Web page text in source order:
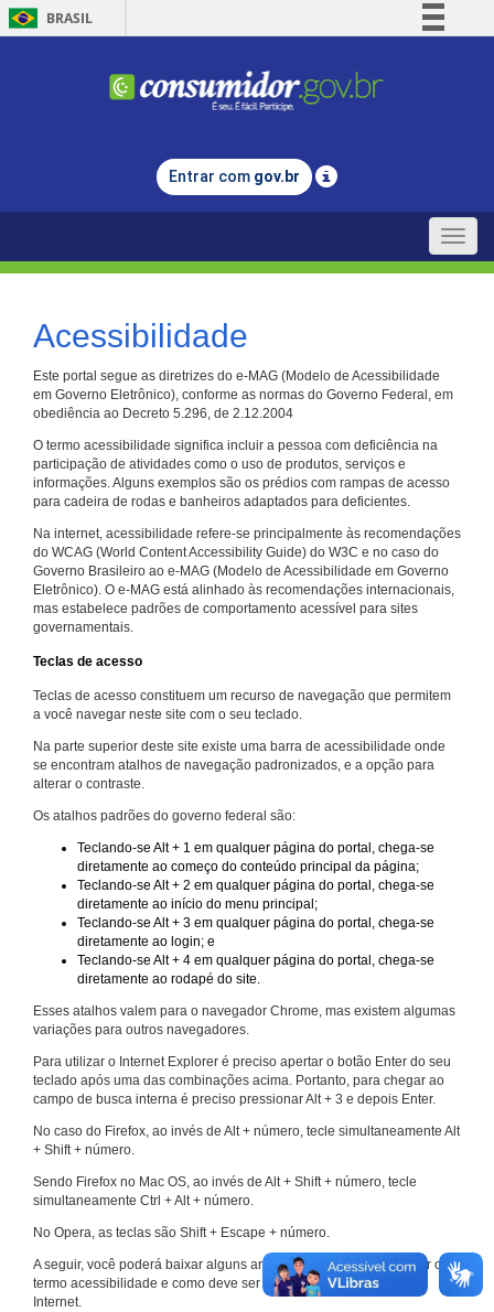
BRASIL
Comunica BR
Legislação
Entrar com gov.br
Toggle
Acessibilidade
Este portal segue as diretrizes do e-MAG (Modelo de Acessibilidade
em Governo Eletrônico), conforme as normas do Governo Federal, em
obediência ao Decreto 5.296, de 2.12.2004
O termo acessibilidade significa incluir a pessoa com deficiência na
participação de atividades como o uso de produtos, serviços e
informações. Alguns exemplos são os prédios com rampas de acesso
para cadeira de rodas e banheiros adaptados para deficientes.
Na internet, acessibilidade refere-se principalmente às recomendações
do WCAG (World Content Accessibility Guide) do W3C e no caso do
Governo Brasileiro ao e-MAG (Modelo de Acessibilidade em Governo
Eletrônico). O e-MAG está alinhado às recomendações internacionais,
mas estabelece padrões de comportamento acessível para sites
governamentais.
Teclas de acesso
Teclas de acesso constituem um recurso de navegação que permitem
a você navegar neste site com o seu teclado.
Na parte superior deste site existe uma barra de acessibilidade onde
se encontram atalhos de navegação padronizados, e a opção para
alterar o contraste.
Os atalhos padrões do governo federal são:
Teclando-se Alt + 1 em qualquer página do portal, chega-se
diretamente ao começo do conteúdo principal da página;
Teclando-se Alt + 2 em qualquer página do portal, chega-se
diretamente ao início do menu principal;
Teclando-se Alt + 3 em qualquer página do portal, chega-se
diretamente ao login; e
Teclando-se Alt + 4 em qualquer página do portal, chega-se
diretamente ao rodapé do site.
Esses atalhos valem para o navegador Chrome, mas existem algumas
variações para outros navegadores.
Para utilizar o Internet Explorer é preciso apertar o botão Enter do seu
teclado após uma das combinações acima. Portanto, para chegar ao
campo de busca interna é preciso pressionar Alt + 3 e depois Enter.
No caso do Firefox, ao invés de Alt + número, tecle simultaneamente Alt
+ Shift + número.
Sendo Firefox no Mac OS, ao invés de Alt + Shift + número, tecle
simultaneamente Ctrl + Alt + número.
No Opera, as teclas são Shift + Escape + número.
A seguir, você poderá baixar alguns arquivos que explicam melhor o
termo acessibilidade e como deve ser implementado nos sites da
Internet.